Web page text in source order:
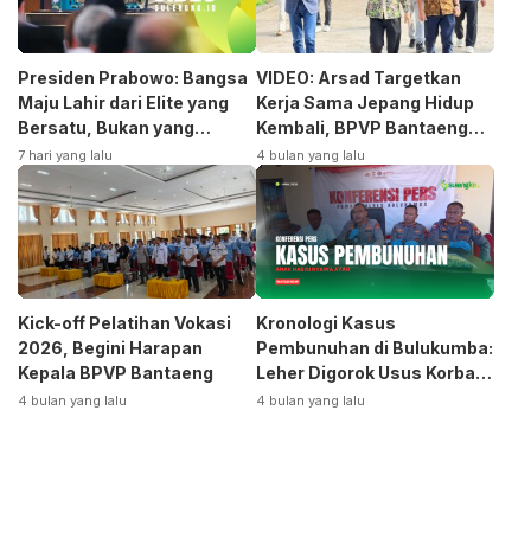
Presiden Prabowo: Bangsa
Maju Lahir dari Elite yang
Bersatu, Bukan yang
Terpecah
7 hari yang lalu
VIDEO: Arsad Targetkan
Kerja Sama Jepang Hidup
Kembali, BPVP Bantaeng
Siap Bangkitkan Jurusan
Otomotif
4 bulan yang lalu
Kick-off Pelatihan Vokasi
2026, Begini Harapan
Kepala BPVP Bantaeng
4 bulan yang lalu
Kronologi Kasus
Pembunuhan di Bulukumba:
Leher Digorok Usus Korban
Dikeluarkan
4 bulan yang lalu